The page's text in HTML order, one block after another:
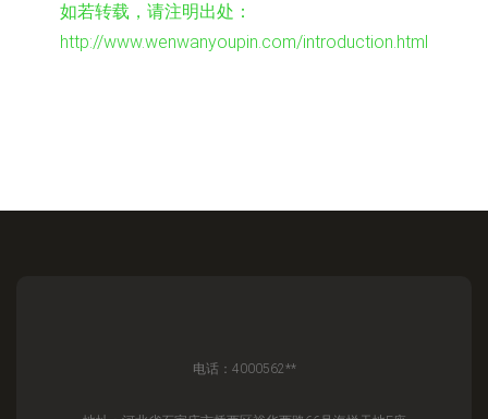
如若转载，请注明出处：
http://www.wenwanyoupin.com/introduction.html
电话：4000562**